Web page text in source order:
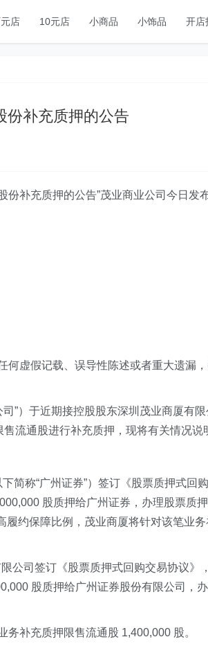
店 10元店 小商品 小饰品 开店
份补充质押的公告
补充质押的公告”茂业商业公司今日发
何虚假记载、误导性陈述或者重大遗漏
”）于近期接控股股东深圳茂业商厦有
流通股进行补充质押，现将有关情况说
简称“广州证券”）签订《股票质押式回
股质押给广州证券，办理股票质
约保障比例，茂业商厦将针对该笔业
公司签订《股票质押式回购交易协议》
股质押给广州证券股份有限公司，
补充质押限售流通股 1,400,000 股。